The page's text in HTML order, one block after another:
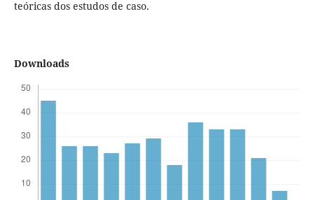
teóricas dos estudos de caso.
Downloads